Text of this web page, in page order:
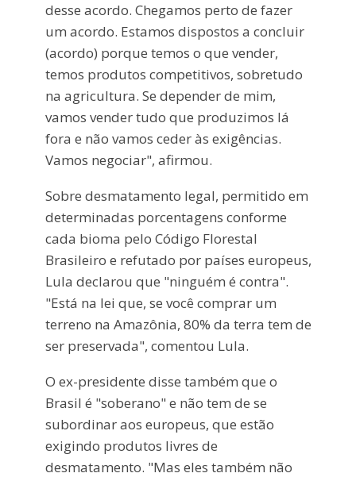
desse acordo. Chegamos perto de fazer
um acordo. Estamos dispostos a concluir
(acordo) porque temos o que vender,
temos produtos competitivos, sobretudo
na agricultura. Se depender de mim,
vamos vender tudo que produzimos lá
fora e não vamos ceder às exigências.
Vamos negociar", afirmou.
Sobre desmatamento legal, permitido em
determinadas porcentagens conforme
cada bioma pelo Código Florestal
Brasileiro e refutado por países europeus,
Lula declarou que "ninguém é contra".
"Está na lei que, se você comprar um
terreno na Amazônia, 80% da terra tem de
ser preservada", comentou Lula.
O ex-presidente disse também que o
Brasil é "soberano" e não tem de se
subordinar aos europeus, que estão
exigindo produtos livres de
desmatamento. "Mas eles também não